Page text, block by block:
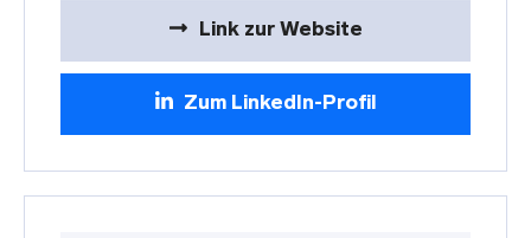
Link zur Website
Zum LinkedIn-Profil